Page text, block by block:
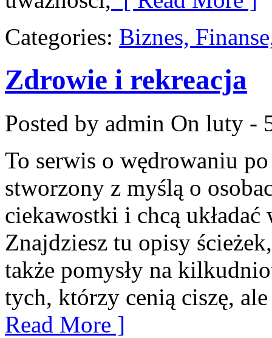
Categories: Biznes,
Zdrowie i rekreacja
Posted by admin On luty -
To serwis o wędrowaniu
stworzony z myślą o
ciekawostki i chcą
Znajdziesz tu opisy
także pomysły na
tych, którzy cenią ciszę,
Read More ]